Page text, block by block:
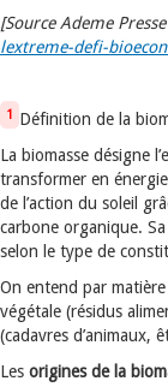
[Source Ademe
lextreme-defi-
1 Définition de la
La biomasse désigne
transformer en
de l’action du soleil
carbone organique.
selon le type de
On entend par
végétale (résidus
(cadavres d’animaux,
Les origines de la